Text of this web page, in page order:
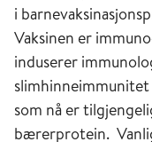
i
Vaksinen er
induserer
som nå er
bærerprotein.